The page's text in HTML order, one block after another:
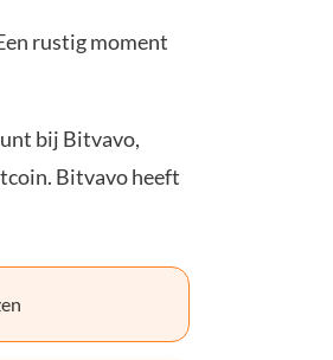
rustig moment
bij Bitvavo,
Bitvavo heeft